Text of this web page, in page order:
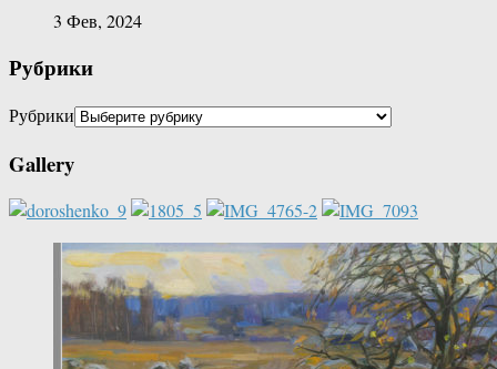
3 Фев, 2024
Рубрики
Рубрики
Gallery